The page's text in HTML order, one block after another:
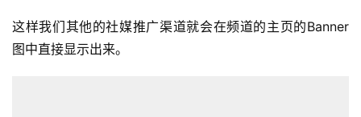
这样我们其他的社媒推广渠道就会在频道的主页的Banner
图中直接显示出来。